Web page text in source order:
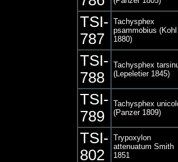
TSI-
787
Tachysphex
psammobius (Kohl
1880)
TSI-
788
Tachysphex
(Lepeletier 1845)
TSI-
789
Tachysphex
(Panzer 1809)
TSI-
802
Trypoxylon
attenuatum Smith
1851